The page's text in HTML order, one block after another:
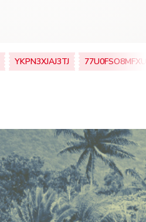
YKPN3XJAJ3TJ 77U0FSO8MFXU